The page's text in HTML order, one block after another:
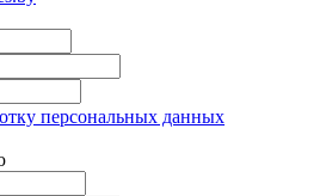
персональных данных